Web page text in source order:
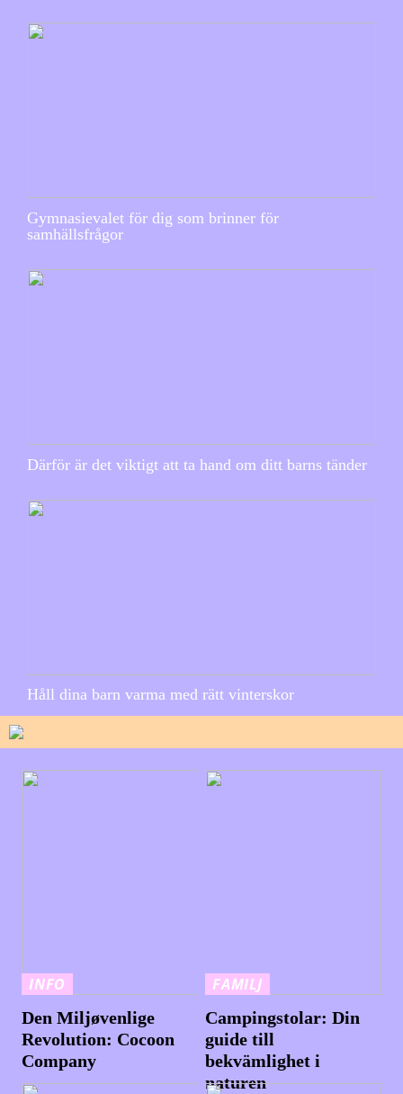
Gymnasievalet för dig som brinner för
samhällsfrågor
Därför är det viktigt att ta hand om ditt barns tänder
Håll dina barn varma med rätt vinterskor
INFO
Den Miljøvenlige
Revolution: Cocoon
Company
FAMILJ
Campingstolar: Din
guide till
bekvämlighet i
naturen